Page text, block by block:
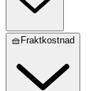
🧺Fraktkostnad